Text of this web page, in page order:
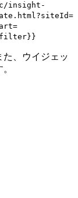
insight-
、ウイジェッ